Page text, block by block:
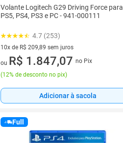
Volante Logitech G29 Driving Force para
PS5, PS4, PS3 e PC - 941-000111
4.7 (253)
10x de R$ 209,89 sem juros
10 vez de R$ 209,89 sem juros
ou R$ 1.847,07 no Pix
(12% de desconto no pix)
Adicionar à sacola
Full